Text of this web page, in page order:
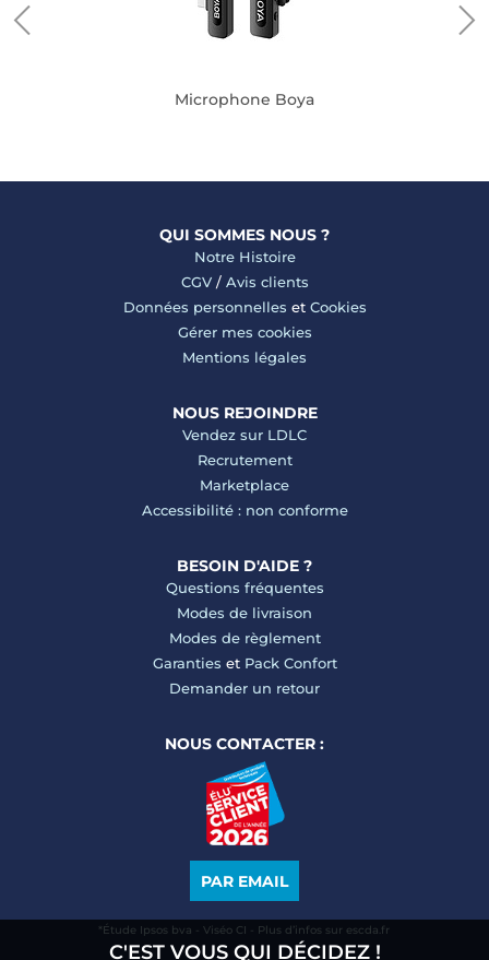
Microphone Boya
QUI SOMMES NOUS ?
Notre Histoire
CGV/ Avis clients
Données personnelles et Cookies
Gérer mes cookies
Mentions légales
NOUS REJOINDRE
Vendez sur LDLC
Recrutement
Marketplace
Accessibilité : non conforme
BESOIN D'AIDE ?
Questions fréquentes
Modes de livraison
Modes de règlement
Garanties et Pack Confort
Demander un retour
NOUS CONTACTER :
PAR EMAIL
*Étude Ipsos bva - Viséo CI - Plus d’infos sur escda.fr
C'EST VOUS QUI DÉCIDEZ !